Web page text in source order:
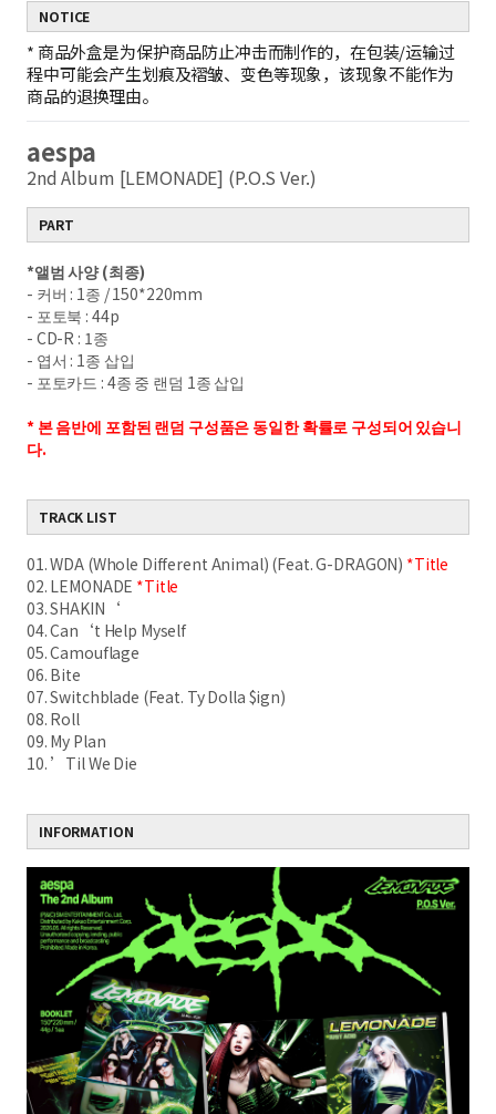
NOTICE
* 商品外盒是为保护商品防止冲击而制作的，在包装/运输过
程中可能会产生划痕及褶皱、变色等现象，该现象不能作为
商品的退换理由。
aespa
2nd Album [LEMONADE] (P.O.S Ver.)
PART
*앨범 사양(최종)
- 커버 : 1종 / 150*220mm
- 포토북 : 44p
- CD-R : 1종
- 엽서 : 1종 삽입
- 포토카드 : 4종 중 랜덤 1종 삽입
* 본 음반에 포함된 랜덤 구성품은 동일한 확률로 구성되어 있습니
다.
TRACK LIST
01. WDA (Whole Different Animal) (Feat. G-DRAGON) *Title
02. LEMONADE *Title
03. SHAKIN‘
04. Can‘t Help Myself
05. Camouflage
06. Bite
07. Switchblade (Feat. Ty Dolla $ign)
08. Roll
09. My Plan
10. ’Til We Die
INFORMATION